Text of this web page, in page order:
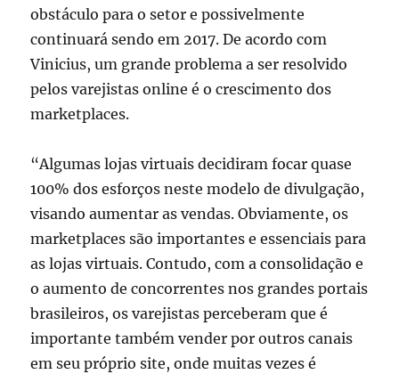
obstáculo para o setor e possivelmente
continuará sendo em 2017. De acordo com
Vinicius, um grande problema a ser resolvido
pelos varejistas online é o crescimento dos
marketplaces.
“Algumas lojas virtuais decidiram focar quase
100% dos esforços neste modelo de divulgação,
visando aumentar as vendas. Obviamente, os
marketplaces são importantes e essenciais para
as lojas virtuais. Contudo, com a consolidação e
o aumento de concorrentes nos grandes portais
brasileiros, os varejistas perceberam que é
importante também vender por outros canais
em seu próprio site, onde muitas vezes é